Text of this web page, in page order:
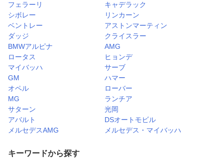
フェラーリ
キャデラック
シボレー
リンカーン
ベントレー
アストンマーティン
ダッジ
クライスラー
BMWアルピナ
AMG
ロータス
ヒョンデ
マイバッハ
サーブ
GM
ハマー
オペル
ローバー
MG
ランチア
サターン
光岡
アバルト
DSオートモビル
メルセデスAMG
メルセデス・マイバッハ
キーワードから探す